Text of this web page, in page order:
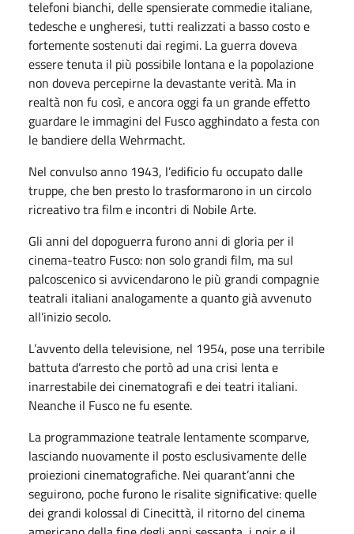
telefoni bianchi, delle spensierate commedie italiane,
tedesche e ungheresi, tutti realizzati a basso costo e
fortemente sostenuti dai regimi. La guerra doveva
essere tenuta il più possibile lontana e la popolazione
non doveva percepirne la devastante verità. Ma in
realtà non fu così, e ancora oggi fa un grande effetto
guardare le immagini del Fusco agghindato a festa con
le bandiere della Wehrmacht.
Nel convulso anno 1943, l’edificio fu occupato dalle
truppe, che ben presto lo trasformarono in un circolo
ricreativo tra film e incontri di Nobile Arte.
Gli anni del dopoguerra furono anni di gloria per il
cinema-teatro Fusco: non solo grandi film, ma sul
palcoscenico si avvicendarono le più grandi compagnie
teatrali italiani analogamente a quanto già avvenuto
all’inizio secolo.
L’avvento della televisione, nel 1954, pose una terribile
battuta d’arresto che portò ad una crisi lenta e
inarrestabile dei cinematografi e dei teatri italiani.
Neanche il Fusco ne fu esente.
La programmazione teatrale lentamente scomparve,
lasciando nuovamente il posto esclusivamente delle
proiezioni cinematografiche. Nei quarant’anni che
seguirono, poche furono le risalite significative: quelle
dei grandi kolossal di Cinecittà, il ritorno del cinema